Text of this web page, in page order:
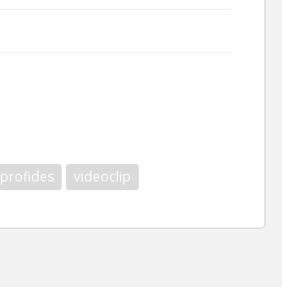
profides videoclip